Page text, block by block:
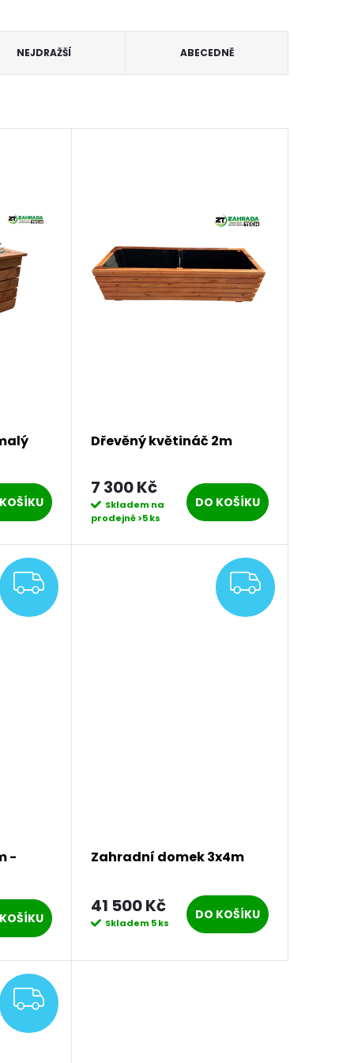
NEJDRAŽŠÍ ABECEDNĚ
Dřevěný květináč 2m
7 300 Kč
Skladem na
prodejně>5 ks
DO KOŠÍKU
ZDARMA
-
Zahradní domek 3x4m
41 500 Kč
Skladem5 ks
DO KOŠÍKU
ZDARMA